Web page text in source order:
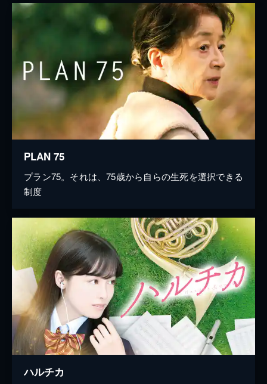
PLAN 75
プラン75。それは、75歳から自らの生死を選択できる
制度
ハルチカ